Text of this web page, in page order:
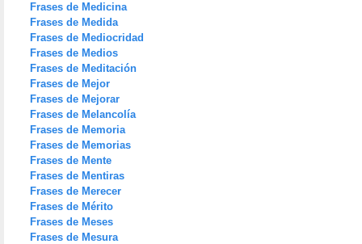
Frases de Medicina
Frases de Medida
Frases de Mediocridad
Frases de Medios
Frases de Meditación
Frases de Mejor
Frases de Mejorar
Frases de Melancolía
Frases de Memoria
Frases de Memorias
Frases de Mente
Frases de Mentiras
Frases de Merecer
Frases de Mérito
Frases de Meses
Frases de Mesura